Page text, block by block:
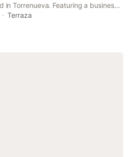
in Torrenueva. Featuring a business
guests with a sun terrace.
Terraza